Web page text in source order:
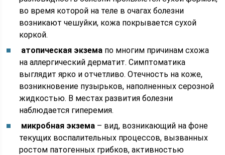
во время которой на теле в очагах болезни
возникают чешуйки, кожа покрывается сухой
коркой.
атопическая экзема по многим причинам схожа
на аллергический дерматит. Симптоматика
выглядит ярко и отчетливо. Отечность на коже,
возникновение пузырьков, наполненных серозной
жидкостью. В местах развития болезни
наблюдается гиперемия.
микробная экзема – вид, возникающий на фоне
текущих воспалительных процессов, вызванных
ростом патогенных грибков, активностью